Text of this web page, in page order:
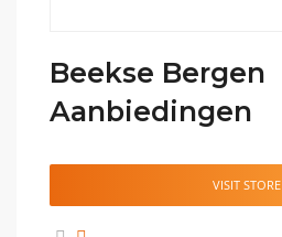
Beekse Bergen
Aanbiedingen
VISIT STORE